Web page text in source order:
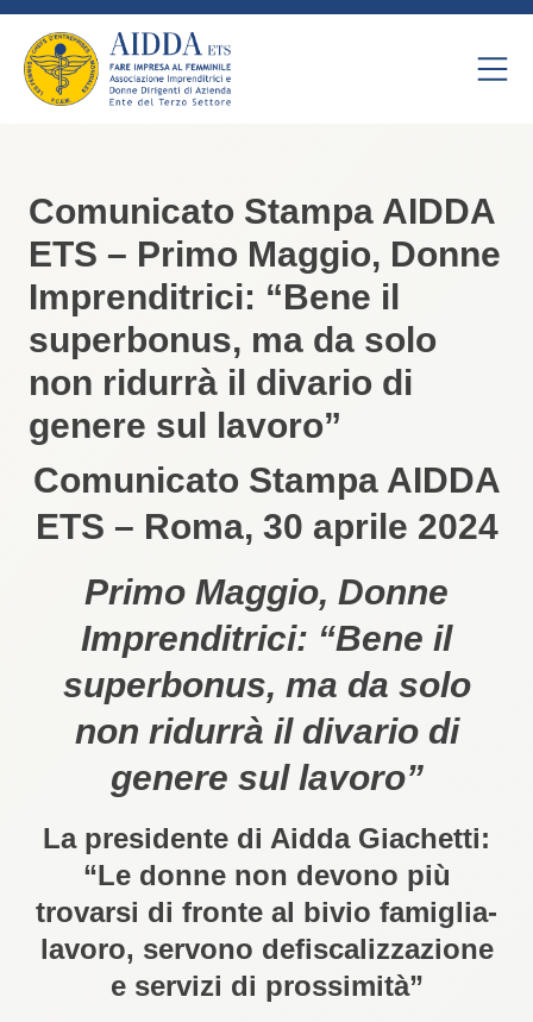
Comunicato Stampa AIDDA
ETS – Primo Maggio, Donne
Imprenditrici: “Bene il
superbonus, ma da solo
non ridurrà il divario di
genere sul lavoro”
Comunicato Stampa AIDDA
ETS – Roma, 30 aprile 2024
Primo Maggio, Donne
Imprenditrici: “Bene il
superbonus, ma da solo
non ridurrà il divario di
genere sul lavoro”
La presidente di Aidda Giachetti:
“Le donne non devono più
trovarsi di fronte al bivio famiglia-
lavoro, servono defiscalizzazione
e servizi di prossimità”